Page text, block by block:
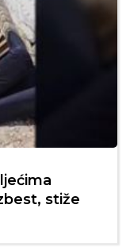
stiže